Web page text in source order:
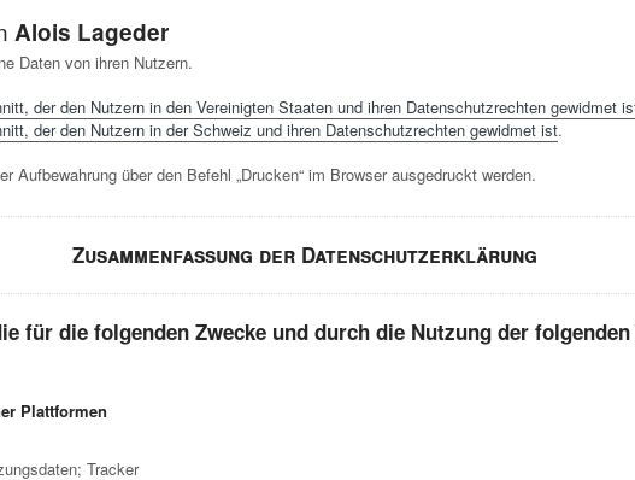
Alois Lageder
Daten von ihren Nutzern.
der den Nutzern in den Vereinigten Staaten und ihren Datenschutzrechten gewidmet
der den Nutzern in der Schweiz und ihren Datenschutzrechten gewidmet ist.
Aufbewahrung über den Befehl „Drucken“ im Browser ausgedruckt werden.
Zusammenfassung der Datenschutzerklärung
für die folgenden Zwecke und durch die Nutzung der
Plattformen
Tracker